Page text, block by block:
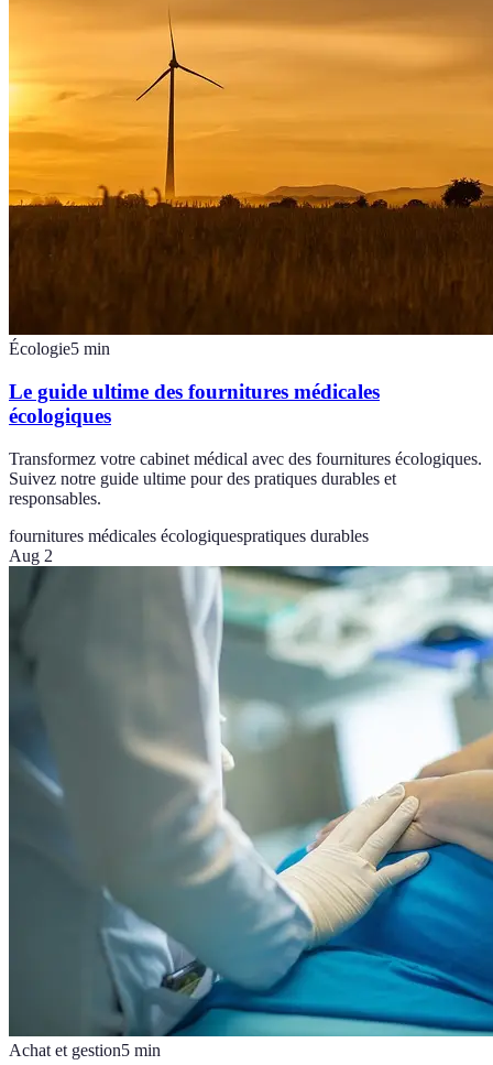
Écologie5 min
Le guide ultime des fournitures médicales
écologiques
Transformez votre cabinet médical avec des fournitures écologiques.
Suivez notre guide ultime pour des pratiques durables et
responsables.
fournitures médicales écologiquespratiques durables
Aug 2
Achat et gestion5 min